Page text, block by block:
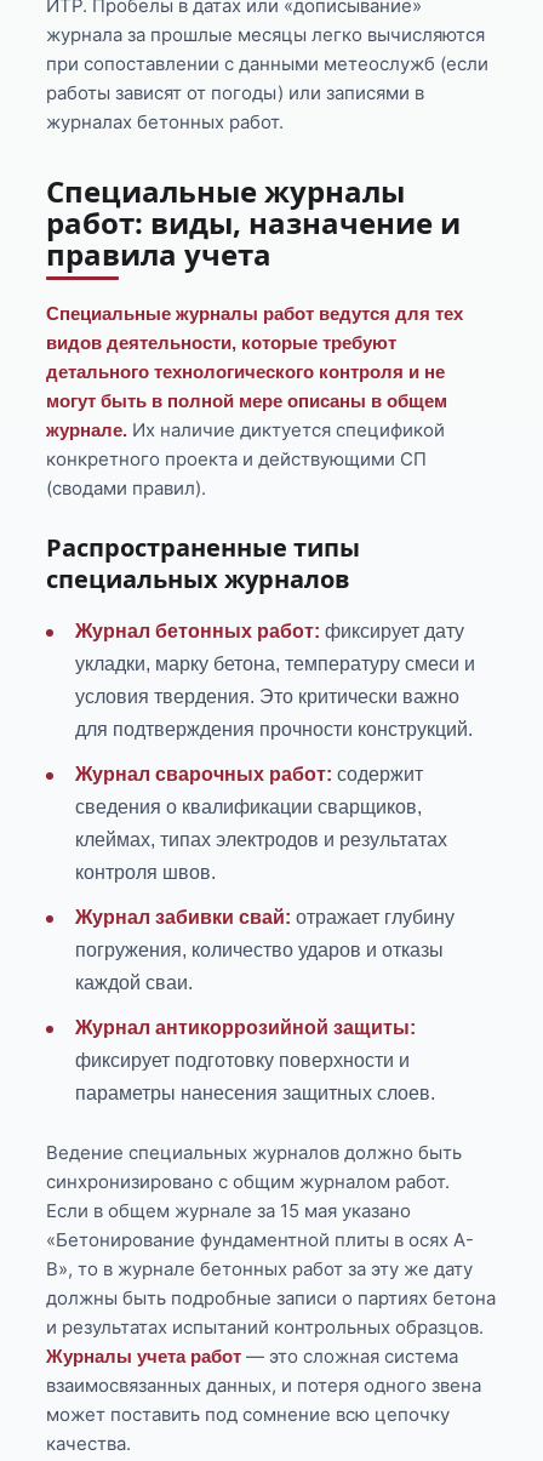
ИТР. Пробелы в датах или «дописывание»
журнала за прошлые месяцы легко вычисляются
при сопоставлении с данными метеослужб (если
работы зависят от погоды) или записями в
журналах бетонных работ.
Специальные журналы
работ: виды, назначение и
правила учета
Специальные журналы работ ведутся для тех
видов деятельности, которые требуют
детального технологического контроля и не
могут быть в полной мере описаны в общем
журнале. Их наличие диктуется спецификой
конкретного проекта и действующими СП
(сводами правил).
Распространенные типы
специальных журналов
Журнал бетонных работ: фиксирует дату
укладки, марку бетона, температуру смеси и
условия твердения. Это критически важно
для подтверждения прочности конструкций.
Журнал сварочных работ: содержит
сведения о квалификации сварщиков,
клеймах, типах электродов и результатах
контроля швов.
Журнал забивки свай: отражает глубину
погружения, количество ударов и отказы
каждой сваи.
Журнал антикоррозийной защиты:
фиксирует подготовку поверхности и
параметры нанесения защитных слоев.
Ведение специальных журналов должно быть
синхронизировано с общим журналом работ.
Если в общем журнале за 15 мая указано
«Бетонирование фундаментной плиты в осях А-
В», то в журнале бетонных работ за эту же дату
должны быть подробные записи о партиях бетона
и результатах испытаний контрольных образцов.
Журналы учета работ — это сложная система
взаимосвязанных данных, и потеря одного звена
может поставить под сомнение всю цепочку
качества.